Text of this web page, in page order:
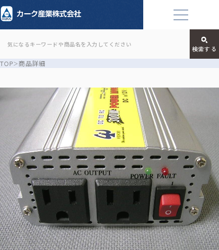
TOP 商品詳細